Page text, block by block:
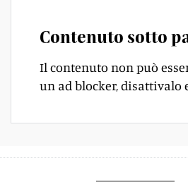
Contenuto sotto
Il contenuto non può
un ad blocker, disattivalo